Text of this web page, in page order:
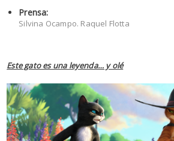
Prensa:
Silvina Ocampo. Raquel Flotta
Este gato es una leyenda… y olé